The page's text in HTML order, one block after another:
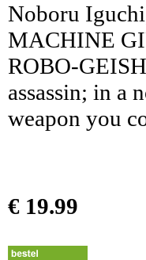
Noboru
MACHINE
ROBO-
assassin; in a
weapon you
€ 19.99